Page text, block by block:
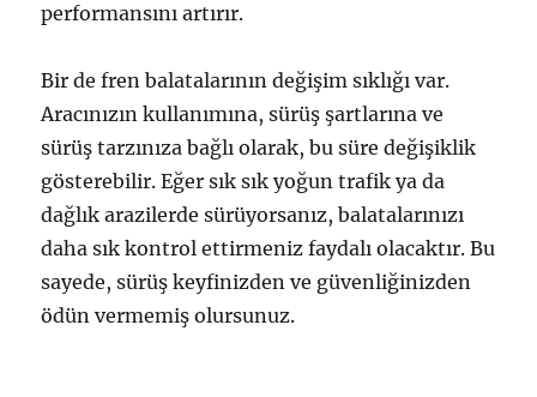
performansını artırır.
Bir de fren balatalarının değişim sıklığı var.
Aracınızın kullanımına, sürüş şartlarına ve
sürüş tarzınıza bağlı olarak, bu süre değişiklik
gösterebilir. Eğer sık sık yoğun trafik ya da
dağlık arazilerde sürüyorsanız, balatalarınızı
daha sık kontrol ettirmeniz faydalı olacaktır. Bu
sayede, sürüş keyfinizden ve güvenliğinizden
ödün vermemiş olursunuz.